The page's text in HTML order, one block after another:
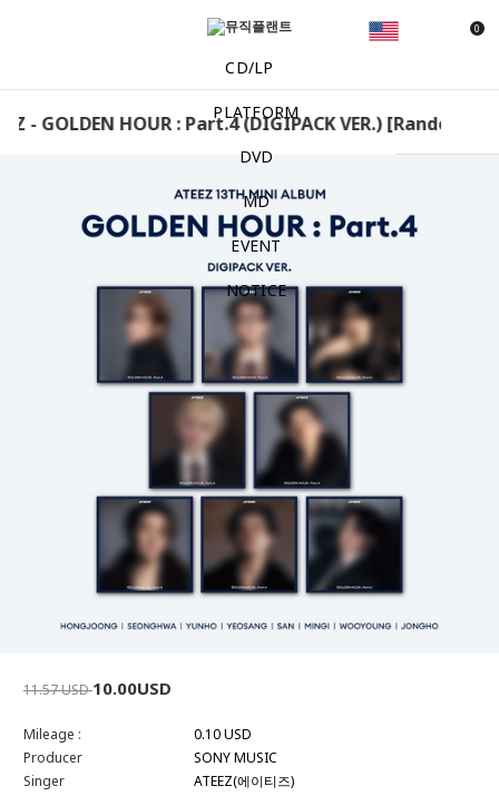
0
CD/LP
PLATFORM
DVD
MD
EVENT
NOTICE
- GOLDEN HOUR : Part.4 (DIGIPACK VER.) [Random]
11.57 USD10.00USD
Mileage :
0.10 USD
Producer
SONY MUSIC
Singer
ATEEZ(에이티즈)